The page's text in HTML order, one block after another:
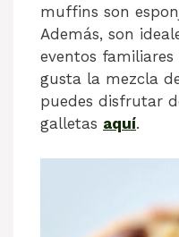
muffins son
Además, son
eventos
gusta la mezcla
puedes disfrutar
galletas aquí.